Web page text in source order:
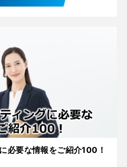
必要な情報をご紹介100！